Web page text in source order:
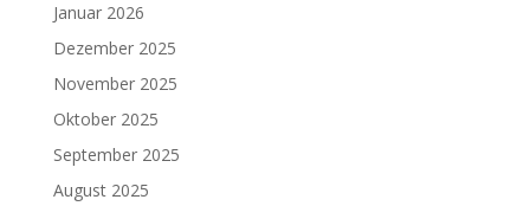
Januar 2026
Dezember 2025
November 2025
Oktober 2025
September 2025
August 2025